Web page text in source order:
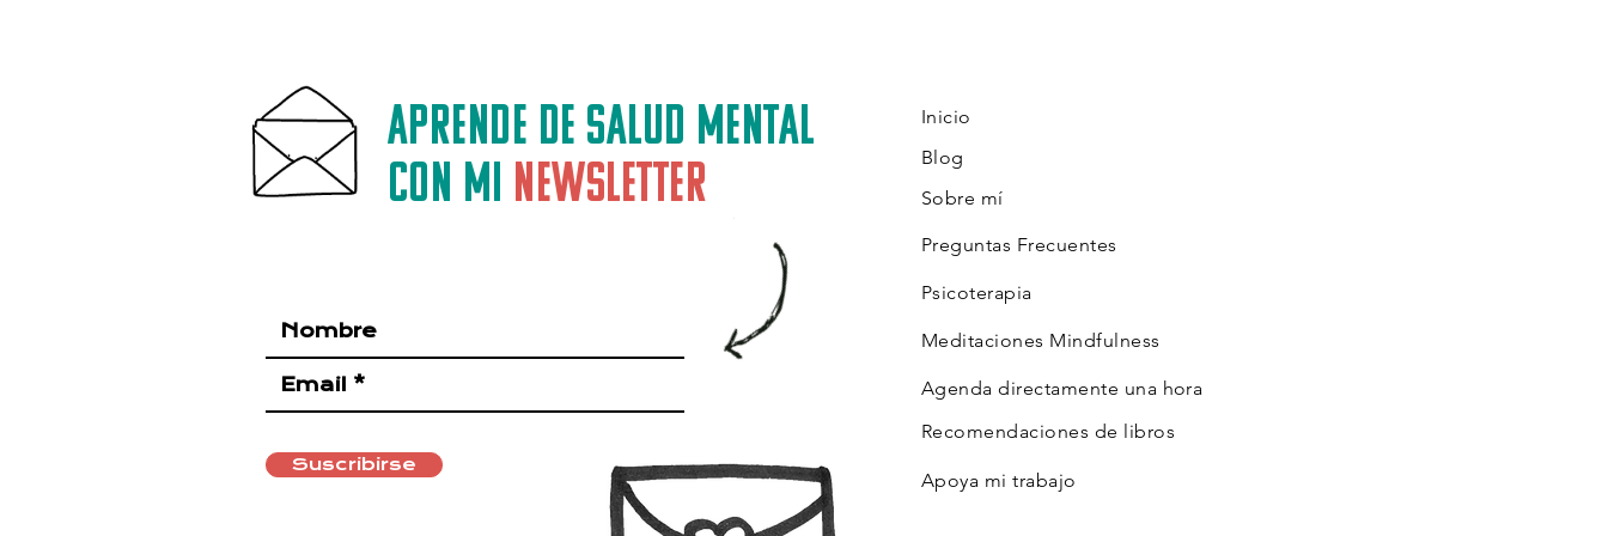
Aprende de salud mental
con mi Newsletter
Suscribirse
Inicio
Blog
Sobre mí
Preguntas Frecuentes
Psicoterapia
Meditaciones Mindfulness
Agenda directamente una hora
Recomendaciones de libros
Apoya mi trabajo